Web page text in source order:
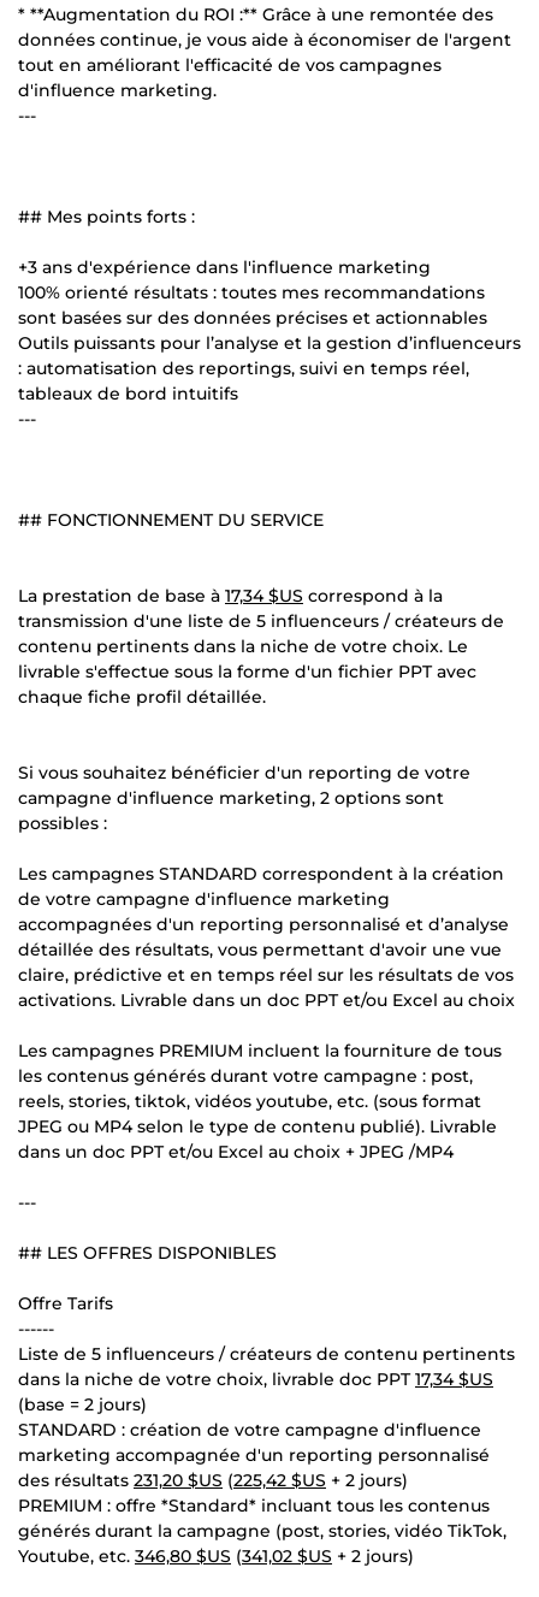
* **Augmentation du ROI :** Grâce à une remontée des
données continue, je vous aide à économiser de l'argent
tout en améliorant l'efficacité de vos campagnes
d'influence marketing.
---
## Mes points forts :
+3 ans d'expérience dans l'influence marketing
100% orienté résultats : toutes mes recommandations
sont basées sur des données précises et actionnables
Outils puissants pour l’analyse et la gestion d’influenceurs
: automatisation des reportings, suivi en temps réel,
tableaux de bord intuitifs
---
## FONCTIONNEMENT DU SERVICE
La prestation de base à 17,34 $US correspond à la
transmission d'une liste de 5 influenceurs / créateurs de
contenu pertinents dans la niche de votre choix. Le
livrable s'effectue sous la forme d'un fichier PPT avec
chaque fiche profil détaillée.
Si vous souhaitez bénéficier d'un reporting de votre
campagne d'influence marketing, 2 options sont
possibles :
Les campagnes STANDARD correspondent à la création
de votre campagne d'influence marketing
accompagnées d'un reporting personnalisé et d’analyse
détaillée des résultats, vous permettant d'avoir une vue
claire, prédictive et en temps réel sur les résultats de vos
activations. Livrable dans un doc PPT et/ou Excel au choix
Les campagnes PREMIUM incluent la fourniture de tous
les contenus générés durant votre campagne : post,
reels, stories, tiktok, vidéos youtube, etc. (sous format
JPEG ou MP4 selon le type de contenu publié). Livrable
dans un doc PPT et/ou Excel au choix + JPEG /MP4
---
## LES OFFRES DISPONIBLES
Offre Tarifs
------
Liste de 5 influenceurs / créateurs de contenu pertinents
dans la niche de votre choix, livrable doc PPT17,34 $US
(base = 2 jours)
STANDARD : création de votre campagne d'influence
marketing accompagnée d'un reporting personnalisé
des résultats 231,20 $US (225,42 $US + 2 jours)
PREMIUM : offre *Standard* incluant tous les contenus
générés durant la campagne (post, stories, vidéo TikTok,
Youtube, etc. 346,80 $US (341,02 $US + 2 jours)